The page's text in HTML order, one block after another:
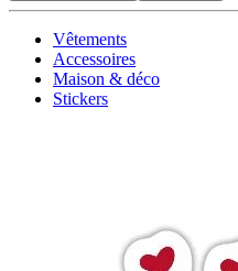
Vêtements
Accessoires
Maison & déco
Stickers